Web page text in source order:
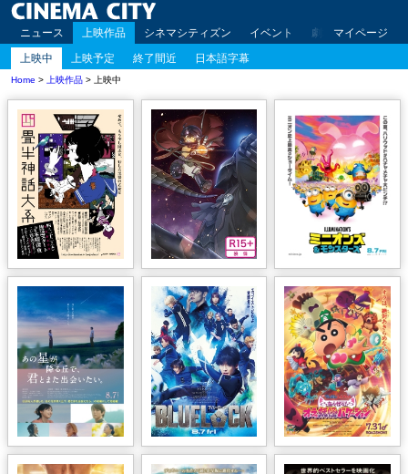
ニュース 上映作品 シネマシティズン イベント 劇場案内 アク
マイページ
上映中
上映予定 終了間近 日本語字幕
Home > 上映作品 > 上映中